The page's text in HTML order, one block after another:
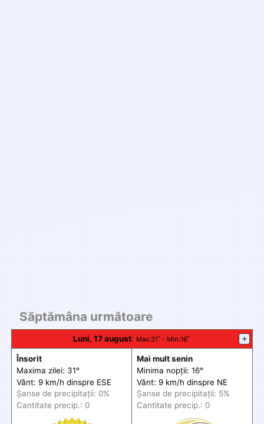
Săptămâna următoare
Luni, 17 august: Max:31˚ - Min:16˚ +
Însorit
Maxima zilei: 31°
Vânt: 9 km/h dinspre ESE
Șanse de precipitații: 0%
Cantitate precip.: 0
Mai mult senin
Minima nopții: 16°
Vânt: 9 km/h dinspre NE
Șanse de precipitații: 5%
Cantitate precip.: 0